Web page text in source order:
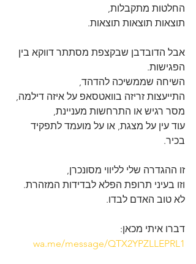
החלטות מתקבלות,
תוצאות תוצאות תוצאות.
אבל הדובדבן שבקצפת מסתתר דווקא בין
הפגישות.
השיחה שממשיכה להדהד,
התייעצות זריזה בוואטסאפ על איזה דילמה,
מסר רגיש או התרחשות מעניינת,
עוד עין על מצגת, או על מועמד לתפקיד
בכיר.
זו ההגדרה שלי לליווי מסונכרן,
וזו בעיני תרופת הפלא לבדידות המזהרת.
לא טוב האדם לבדו.
דברו איתי מכאן:
wa.me/message/QTX2YPZLLEPRL1